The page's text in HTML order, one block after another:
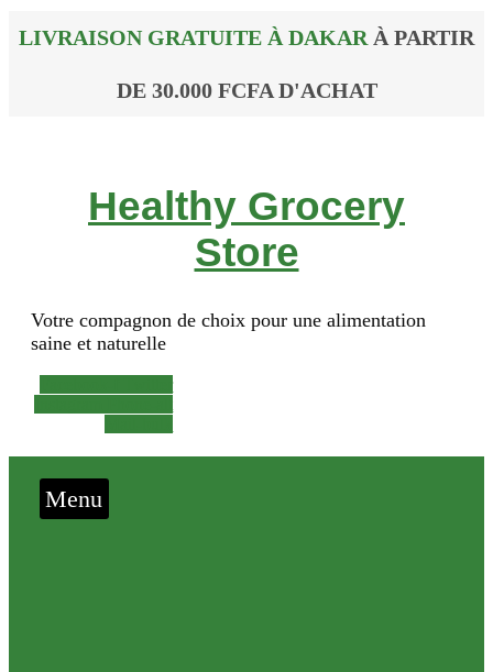
LIVRAISON GRATUITE À DAKAR À PARTIR
DE 30.000 FCFA D'ACHAT
Healthy Grocery
Store
Votre compagnon de choix pour une alimentation
saine et naturelle
Twitter
Menu